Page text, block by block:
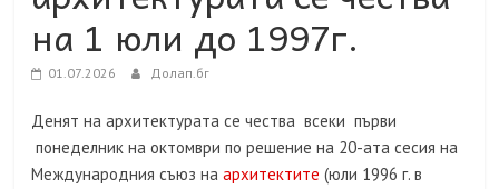
на 1 юли до 1997г.
01.07.2026 Долап.бг
Денят на архитектурата се чества всеки първи
понеделник на октомври по решение на 20-ата сесия на
Международния съюз наархитектите (юли 1996 г. в